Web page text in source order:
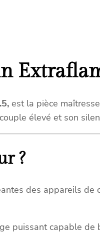
, est la pièce
élevé et son
?
des appareils
puissant capable de